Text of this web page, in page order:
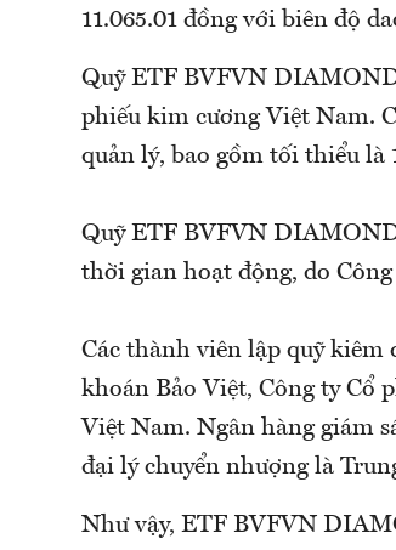
11.065.01 đồng với biên độ
Quỹ ETF BVFVN
phiếu kim cương Việt Nam.
quản lý, bao gồm tối thiểu là
Quỹ ETF BVFVN
thời gian hoạt động, do
Các thành viên lập quỹ kiêm
khoán Bảo Việt, Công ty Cổ
Việt Nam. Ngân hàng giám
đại lý chuyển nhượng là
Như vậy, ETF BVFVN